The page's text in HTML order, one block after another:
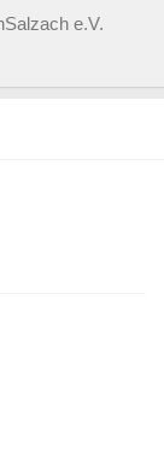
e.V.